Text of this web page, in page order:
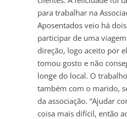
para trabalhar na
Aposentados veio há
participar de uma
direção, logo aceito por
tomou gosto e não
longe do local. O
também com o marido,
da associação. “Ajudar
coisa mais difícil, então